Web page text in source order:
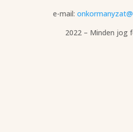
e-mail:
2022 – Minden jog